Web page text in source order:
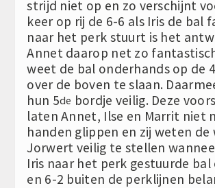
strijd niet op en zo verschijnt
keer op rij de 6-6 als Iris de bal
naar het perk stuurt is het
Annet daarop net zo
weet de bal onderhands op de
over de boven te slaan.
hun 5de bordje veilig. Deze
laten Annet, Ilse en Marrit niet
handen glippen en zij weten de
Jorwert veilig te stellen
Iris naar het perk gestuurde bal
en 6-2 buiten de perklijnen